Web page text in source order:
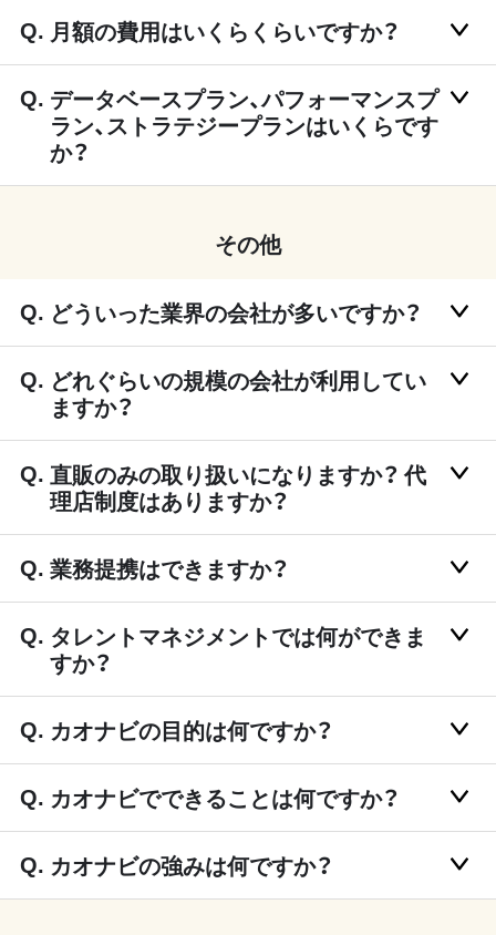
月額の費用はいくらくらいですか？
データベースプラン、パフォーマンスプ
ラン、ストラテジープランはいくらです
か？
その他
どういった業界の会社が多いですか？
どれぐらいの規模の会社が利用してい
ますか？
直販のみの取り扱いになりますか？ 代
理店制度はありますか？
業務提携はできますか？
タレントマネジメントでは何ができま
すか？
カオナビの目的は何ですか？
カオナビでできることは何ですか？
カオナビの強みは何ですか？